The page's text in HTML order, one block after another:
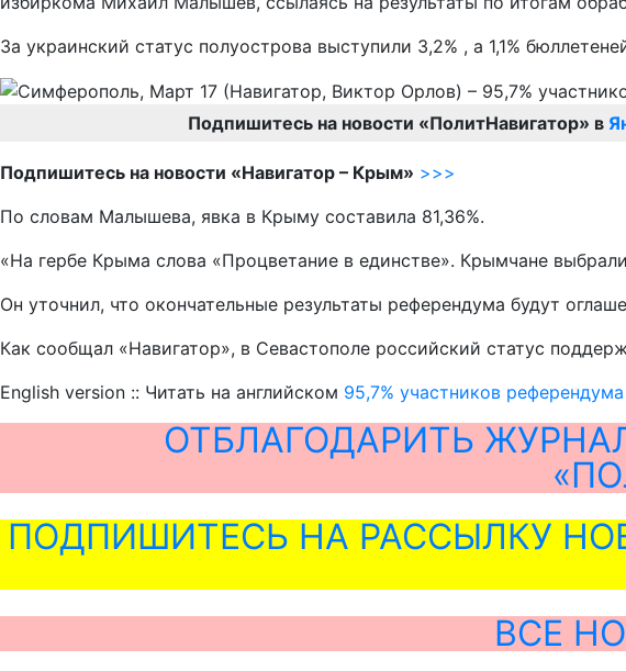
За украинский статус полуострова выступили 3,2% , а 1,1%
Подпишитесь на новости «ПолитНавигатор» в
Подпишитесь на новости «Навигатор – Крым» >>>
По словам Малышева, явка в Крыму составила 81,36%.
«На гербе Крыма слова «Процветание в единстве». Крымчане
Он уточнил, что окончательные результаты референдума будут
Как сообщал «Навигатор», в Севастополе российский статус
English version :: Читать на английском 95,7% участников
ОТБЛАГОДАРИТЬ
ПОДПИШИТЕСЬ НА РАССЫЛКУ
ВСЕ